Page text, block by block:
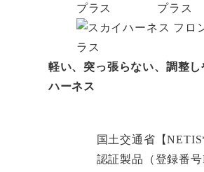
軽い、突っ張らない、調整し
ハーネス
国土交通省【
認証製品（登録番